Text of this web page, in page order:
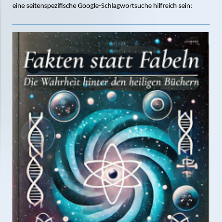
eine seitenspezifische Google-Schlagwortsuche hilfreich sein: